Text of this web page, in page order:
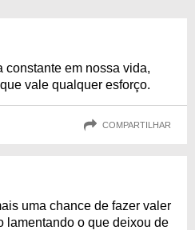
constante em nossa vida,
vale qualquer esforço.
COMPARTILHAR
uma chance de fazer valer
lamentando o que deixou de